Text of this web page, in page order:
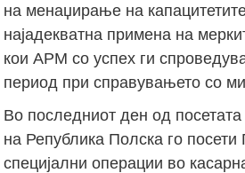
на менаџирање на
најадекватна примена на
кои АРМ со успех ги
период при справувањето со
Во последниот ден од
на Република Полска го посети
специјални операции во